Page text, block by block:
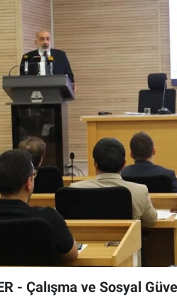
- Çalışma ve Sosyal